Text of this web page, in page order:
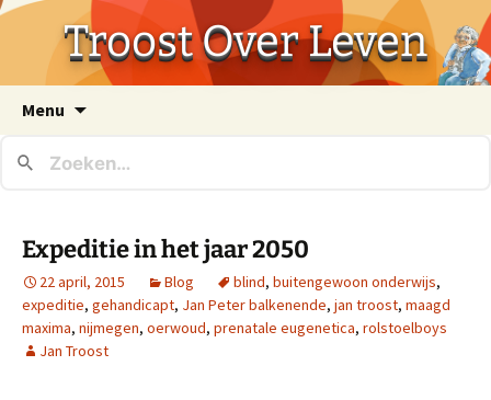
Troost Over Leven
Menu
inhoud
Expeditie in het jaar 2050
22 april, 2015 Blog blind, buitengewoon onderwijs,
expeditie, gehandicapt, Jan Peter balkenende, jan troost, maagd
maxima, nijmegen, oerwoud, prenatale eugenetica, rolstoelboys
Jan Troost